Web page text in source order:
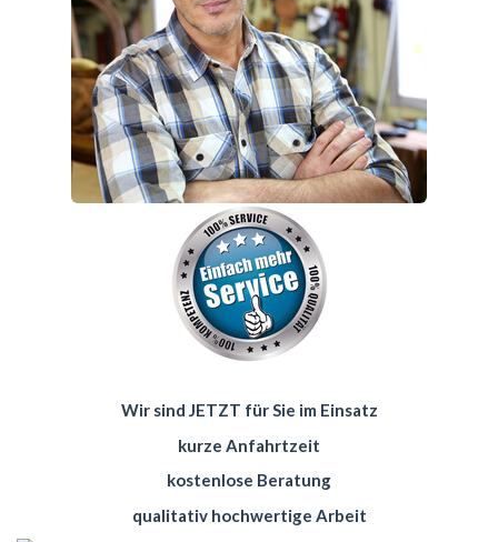
Wir sind JETZT für Sie im Einsatz
kurze Anfahrtzeit
kostenlose Beratung
qualitativ hochwertige Arbeit